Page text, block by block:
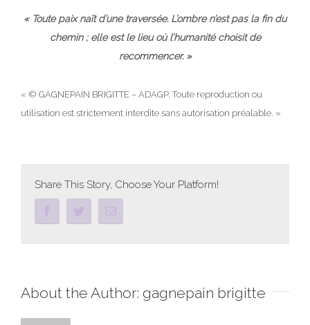
« Toute paix naît d’une traversée. L’ombre n’est pas la fin du
chemin ; elle est le lieu où l’humanité choisit de
recommencer. »
« © GAGNEPAIN BRIGITTE – ADAGP. Toute reproduction ou
utilisation est strictement interdite sans autorisation préalable. »
Share This Story, Choose Your Platform!
About the Author: gagnepain brigitte